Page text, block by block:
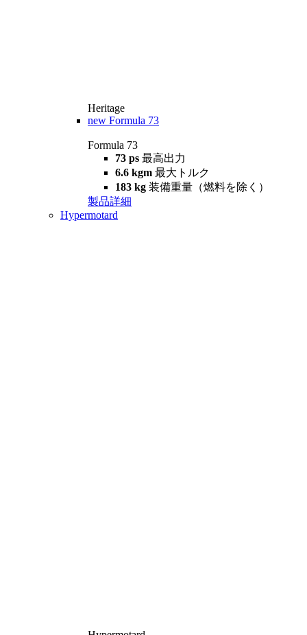
Heritage
new Formula 73
Formula 73
73 ps 最高出力
6.6 kgm 最大トルク
183 kg 装備重量（燃料を除く）
製品詳細
Hypermotard